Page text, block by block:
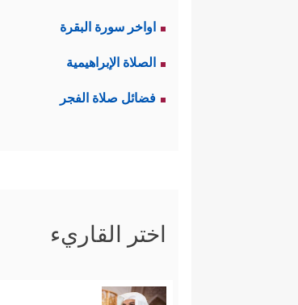
اواخر سورة البقرة
الصلاة الإبراهيمية
فضائل صلاة الفجر
اختر القاريء